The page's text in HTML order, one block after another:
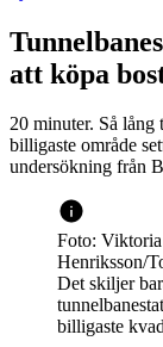
att köpa
20 minuter. Så lång
billigaste område
undersökning från
Foto:
Henriksson/
Det skiljer
billigaste